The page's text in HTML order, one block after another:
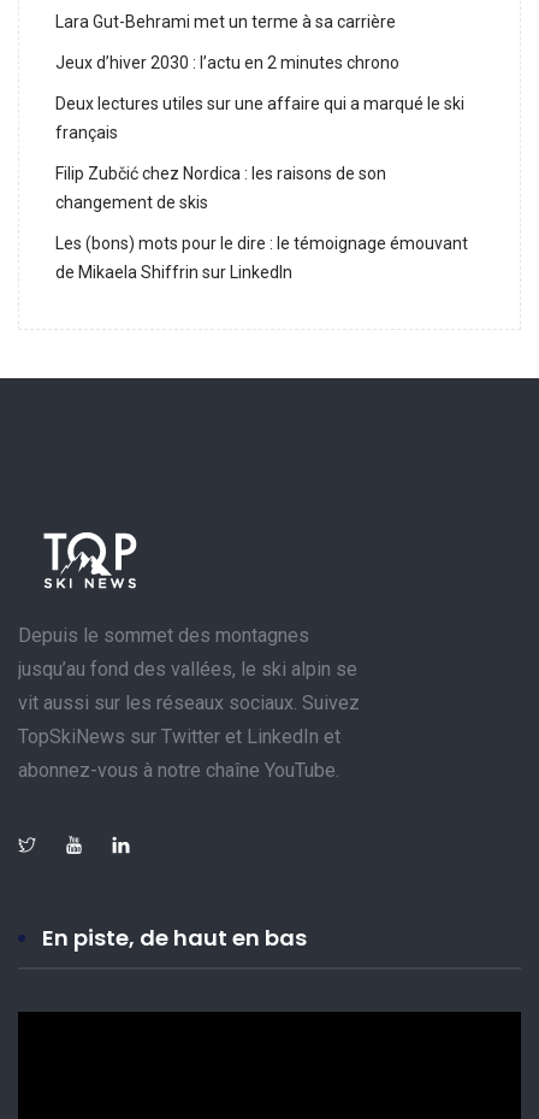
Lara Gut-Behrami met un terme à sa carrière
Jeux d’hiver 2030 : l’actu en 2 minutes chrono
Deux lectures utiles sur une affaire qui a marqué le ski
français
Filip Zubčić chez Nordica : les raisons de son
changement de skis
Les (bons) mots pour le dire : le témoignage émouvant
de Mikaela Shiffrin sur LinkedIn
Depuis le sommet des montagnes
jusqu’au fond des vallées, le ski alpin se
vit aussi sur les réseaux sociaux. Suivez
TopSkiNews sur Twitter et LinkedIn et
abonnez-vous à notre chaîne YouTube.
En piste, de haut en bas